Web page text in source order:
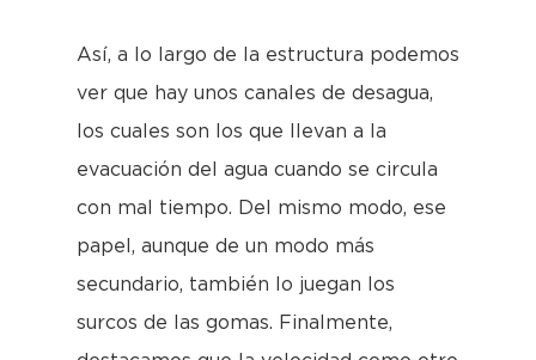
Así, a lo largo de la estructura podemos
ver que hay unos canales de desagua,
los cuales son los que llevan a la
evacuación del agua cuando se circula
con mal tiempo. Del mismo modo, ese
papel, aunque de un modo más
secundario, también lo juegan los
surcos de las gomas. Finalmente,